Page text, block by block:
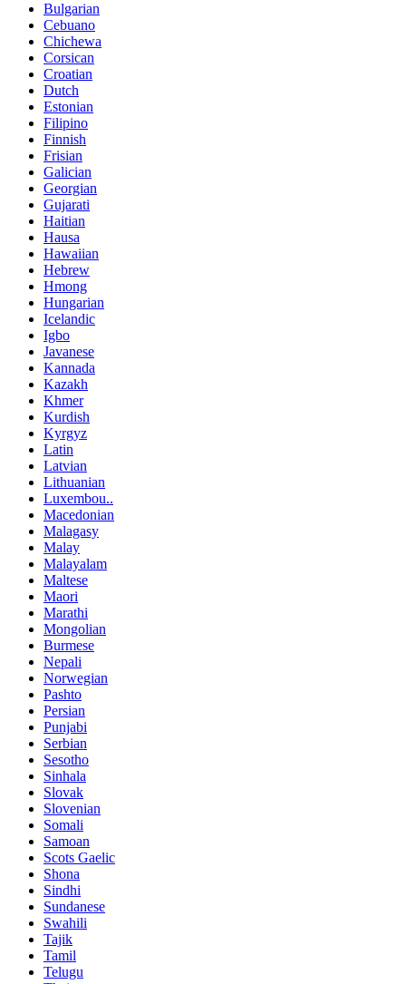
Bulgarian
Cebuano
Chichewa
Corsican
Croatian
Dutch
Estonian
Filipino
Finnish
Frisian
Galician
Georgian
Gujarati
Haitian
Hausa
Hawaiian
Hebrew
Hmong
Hungarian
Icelandic
Igbo
Javanese
Kannada
Kazakh
Khmer
Kurdish
Kyrgyz
Latin
Latvian
Lithuanian
Luxembou..
Macedonian
Malagasy
Malay
Malayalam
Maltese
Maori
Marathi
Mongolian
Burmese
Nepali
Norwegian
Pashto
Persian
Punjabi
Serbian
Sesotho
Sinhala
Slovak
Slovenian
Somali
Samoan
Scots Gaelic
Shona
Sindhi
Sundanese
Swahili
Tajik
Tamil
Telugu